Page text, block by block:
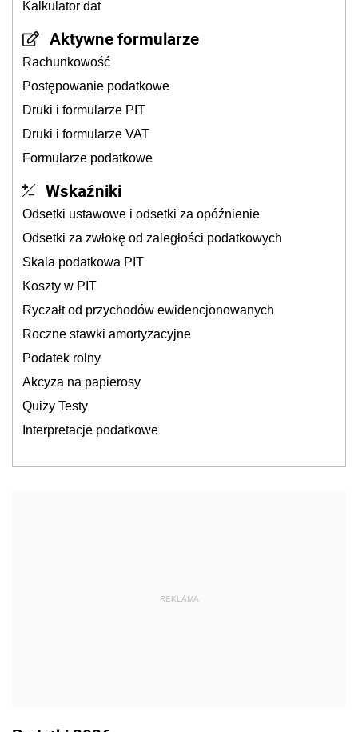
Kalkulator dat
Aktywne formularze
Rachunkowość
Postępowanie podatkowe
Druki i formularze PIT
Druki i formularze VAT
Formularze podatkowe
Wskaźniki
Odsetki ustawowe i odsetki za opóźnienie
Odsetki za zwłokę od zaległości podatkowych
Skala podatkowa PIT
Koszty w PIT
Ryczałt od przychodów ewidencjonowanych
Roczne stawki amortyzacyjne
Podatek rolny
Akcyza na papierosy
Quizy Testy
Interpretacje podatkowe
REKLAMA